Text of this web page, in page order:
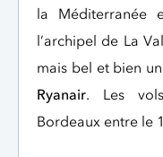
la Méditerranée
l’archipel de La
mais bel et bien
Ryanair. Les
Bordeaux entre le